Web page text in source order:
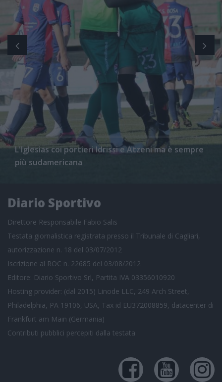
L'Iglesias coi portieri Idrissi e Atzeni ma è sempre
più sudamericana
Diario Sportivo
Direttore Responsabile Fabio Salis
Testata giornalistica registrata presso il Tribunale di Cagliari,
autorizzazione n. 18 del 03/07/2012
Iscrizione al ROC n. 22685 del 03/08/2012
Editore: Diario Sportivo Srl, Partita IVA 03356010920
Hosting provider: (dal 2015) Linode LLC, 249 Arch Street,
Philadelphia, PA 19106, USA, Tax id EU372008859, datacenter di
Frankfurt am Main (Germania)
Contributi pubblici percepiti dalla testata